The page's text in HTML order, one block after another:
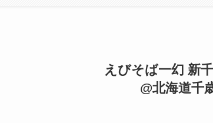
えびそば一幻 新
@北海道千